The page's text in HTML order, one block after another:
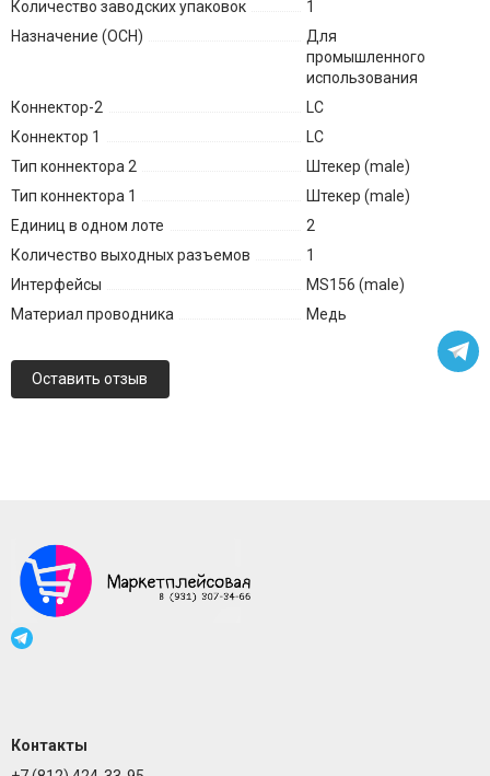
Количество заводских упаковок
1
Назначение (ОСН)
Для
промышленного
использования
Коннектор-2
LC
Коннектор 1
LC
Тип коннектора 2
Штекер (male)
Тип коннектора 1
Штекер (male)
Единиц в одном лоте
2
Количество выходных разъемов
1
Интерфейсы
MS156 (male)
Материал проводника
Медь
Оставить отзыв
Контакты